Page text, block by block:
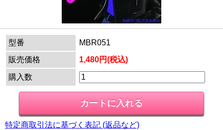
型番
MBR051
販売価格
1,480円(税込)
購入数
特定商取引法に基づく表記 (返品など)